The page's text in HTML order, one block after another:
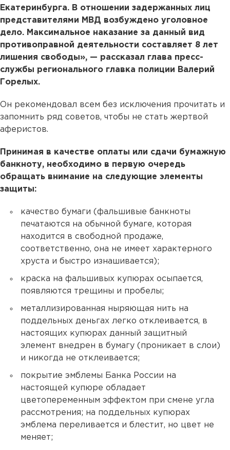
Екатеринбурга. В отношении задержанных лиц
представителями МВД возбуждено уголовное
дело. Максимальное наказание за данный вид
противоправной деятельности составляет 8 лет
лишения свободы», — рассказал глава пресс-
службы регионального главка полиции Валерий
Горелых.
Он рекомендовал всем без исключения прочитать и
запомнить ряд советов, чтобы не стать жертвой
аферистов.
Принимая в качестве оплаты или сдачи бумажную
банкноту, необходимо в первую очередь
обращать внимание на следующие элементы
защиты:
качество бумаги (фальшивые банкноты
печатаются на обычной бумаге, которая
находится в свободной продаже,
соответственно, она не имеет характерного
хруста и быстро изнашивается);
краска на фальшивых купюрах осыпается,
появляются трещины и пробелы;
металлизированная ныряющая нить на
поддельных деньгах легко отклеивается, в
настоящих купюрах данный защитный
элемент внедрен в бумагу (проникает в слои)
и никогда не отклеивается;
покрытие эмблемы Банка России на
настоящей купюре обладает
цветопеременным эффектом при смене угла
рассмотрения; на поддельных купюрах
эмблема переливается и блестит, но цвет не
меняет;